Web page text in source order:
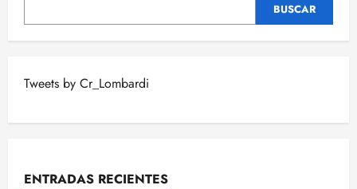
BUSCAR
Tweets by Cr_Lombardi
ENTRADAS RECIENTES